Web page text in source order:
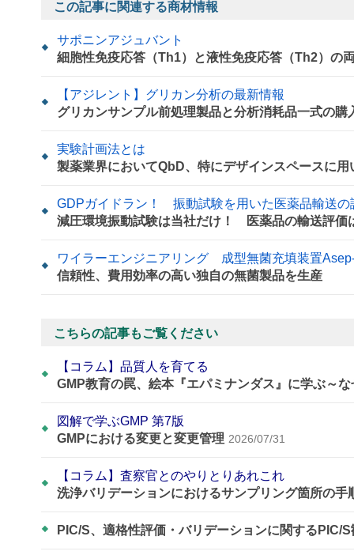
この記事に関連する商材情報
サポニンアジュバント
細胞性免疫応答（Th1）と液性免疫応答（Th2）の
【アジレント】グリカン分析の最新情報
グリカンサンプル前処理製品と分析消耗品一式の購
実験計画法とは
製薬業界においてQbD、特にデザインスペースに
GDPガイドラン！ 振動試験を用いた医薬品輸送の
減圧環境振動試験は当社だけ！ 医薬品の輸送評価
ワイラーエンジニアリング 成型無菌充填装置
信頼性、費用効率の高い独自の無菌製品を生産
こちらの記事もご覧ください
【コラム】品質人を育てる
GMP教育の罠、絵本『エパミナンダス』に学ぶ～
図解で学ぶGMP 第7版
GMPにおける変更と変更管理 2026/07/31
【コラム】査察官とのやりとりあれこれ
洗浄バリデーションにおけるサンプリング箇所の手
PIC/S、適格性評価・バリデーションに関するPIC/